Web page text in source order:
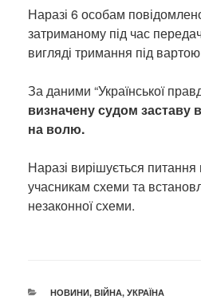
Наразі 6 особам
затриманому під час
вигляді тримання під
За даними “Української
визначену судом заставу
на волю.
Наразі вирішується
учасникам схеми та
незаконної схеми.
КАТЕГОРІЇ
НОВИНИ, ВІЙНА, УКРАЇНА